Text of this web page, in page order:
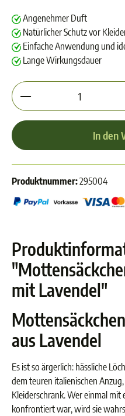
Angenehmer Duft
Natürlicher Schutz vor
Einfache Anwendung und
Lange Wirkungsdauer
Produkt Anzahl: Gib
In den
Produktnummer:295004
mit Lavendel"
aus Lavendel
Es ist so ärgerlich: hässliche
dem teuren italienischen
Kleiderschrank. Wer einmal
konfrontiert war, wird sie